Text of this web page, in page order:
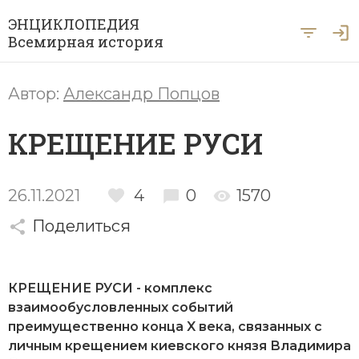
ЭНЦИКЛОПЕДИЯ
Всемирная история
Азия
Археология
Африка
Византия
Военная история
Периоды
История Древнего мира
История Средних веков
Новая история
У Ф Х Ц Ч Ш
Ю Я
Вход для экспертов
Автор: Александр Попцов
КРЕЩЕНИЕ РУСИ
26.11.2021 4 0
1570
Поделиться
КРЕЩЕНИЕ РУСИ - комплекс
взаимообусловленных событий
преимущественно конца X века, связанных с
личным крещением киевского князя Владимира